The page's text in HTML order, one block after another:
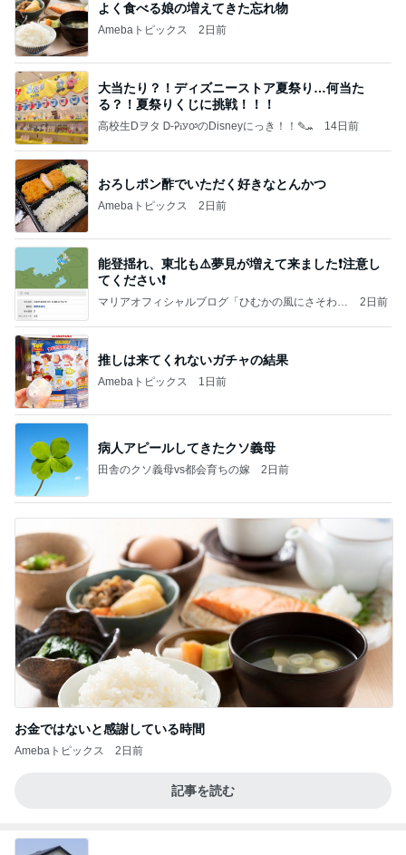
よく食べる娘の増えてきた忘れ物
Amebaトピックス 2日前
大当たり？！ディズニーストア夏祭り…何当た
る？！夏祭りくじに挑戦！！！
高校生Dヲタ Ꭰ-ᎮꭵꭹꭴのDisneyにっき！！✎ܚ 14日前
おろしポン酢でいただく好きなとんかつ
Amebaトピックス 2日前
能登揺れ、東北も⚠️夢見が増えて来ました❗️注意し
てください❗️
マリアオフィシャルブログ「ひむかの風にさそわれ
2日前
推しは来てくれないガチャの結果
Amebaトピックス 1日前
病人アピールしてきたクソ義母
田舎のクソ義母vs都会育ちの嫁 2日前
お金ではないと感謝している時間
Amebaトピックス 2日前
記事を読む